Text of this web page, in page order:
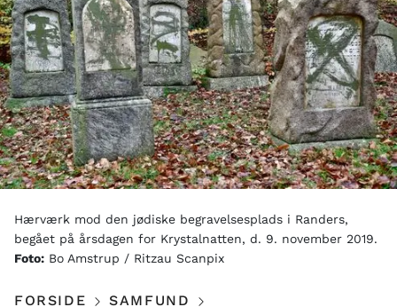
Hærværk mod den jødiske begravelsesplads i Randers,
begået på årsdagen for Krystalnatten, d. 9. november 2019.
Foto: Bo Amstrup / Ritzau Scanpix
FORSIDE
SAMFUND